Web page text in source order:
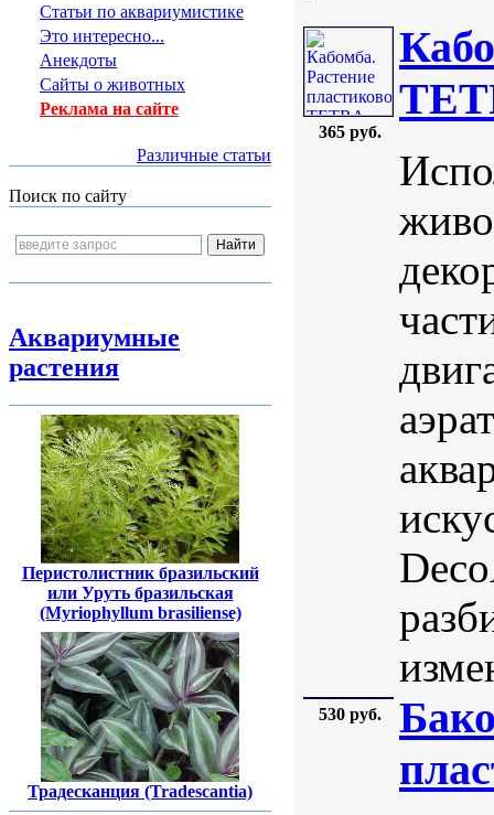
Статьи по аквариумистике
Это интересно...
Анекдоты
Сайты о животных
Реклама на сайте
Различные статьи
Поиск по сайту
Аквариумные
растения
Перистолистник бразильский
или Уруть бразильская
(Myriophyllum brasiliense)
Традесканция (Tradescantia)
365 руб.
530 руб.